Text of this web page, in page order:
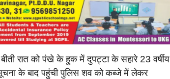
रात को पंखे के हुक में दुपट्टा के सहारे 23 वर्षीय
के बाद पहुंची पुलिस शव को कब्जे में लेकर